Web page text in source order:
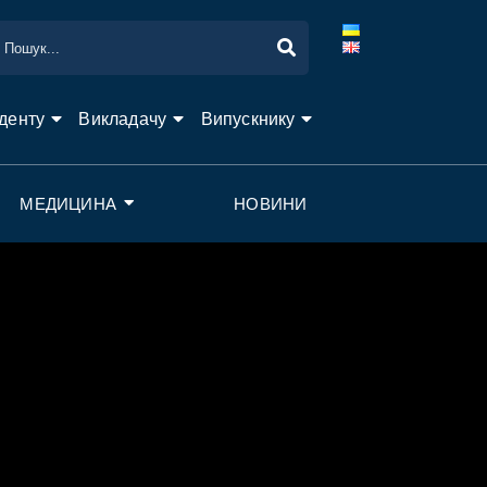
Викладачу Випускнику
МЕДИЦИНА НОВИНИ